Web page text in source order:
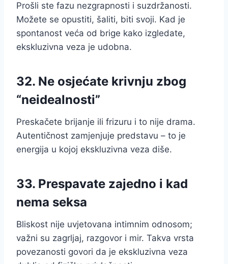
Prošli ste fazu nezgrapnosti i suzdržanosti.
Možete se opustiti, šaliti, biti svoji. Kad je
spontanost veća od brige kako izgledate,
ekskluzivna veza je udobna.
32. Ne osjećate krivnju zbog
“neidealnosti”
Preskačete brijanje ili frizuru i to nije drama.
Autentičnost zamjenjuje predstavu – to je
energija u kojoj ekskluzivna veza diše.
33. Prespavate zajedno i kad
nema seksa
Bliskost nije uvjetovana intimnim odnosom;
važni su zagrljaj, razgovor i mir. Takva vrsta
povezanosti govori da je ekskluzivna veza